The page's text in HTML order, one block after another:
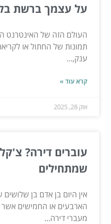
על עצמך ברשת
העולם הזה של האינטרנט
תמונות של החתול או
ענק,...
קרא עוד »
אוק 28, 2025
עוברים דירה?
שמתחילים
אין היום בן אדם בן
הארבעים או החמישים אשר
מעברי דירה...